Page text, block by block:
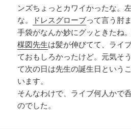
ンズちょっとカワイかったな。
な。
ドレスグローブって言う肘
手袋がなんか妙にグッときたね。
楳図先生は髪が伸びてて、ライ
ておもしろかったけど。元気そ
て次の日は先生の誕生日という
います。
そんなわけで、ライブ何人かで
のでした。